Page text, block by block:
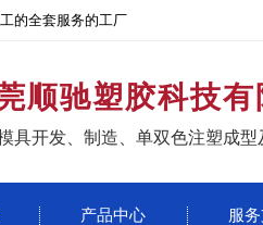
的全套服务的工厂
顺驰塑胶科技
具开发、制造、单双色注塑成
产品中心 服